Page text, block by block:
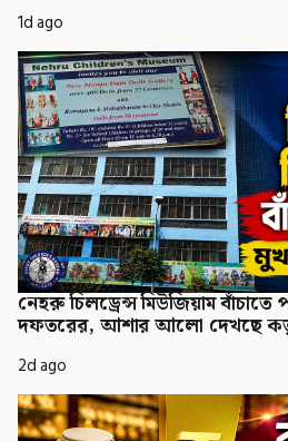
1d ago
নেহরু চিলড্রেন্স মিউজিয়াম বাঁচাতে
দফতরের, আশার আলো দেখছে
2d ago